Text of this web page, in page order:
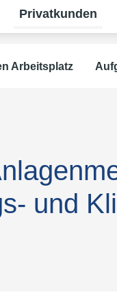
Untermenü für
Privatkunden
Arbeitsplatz
und